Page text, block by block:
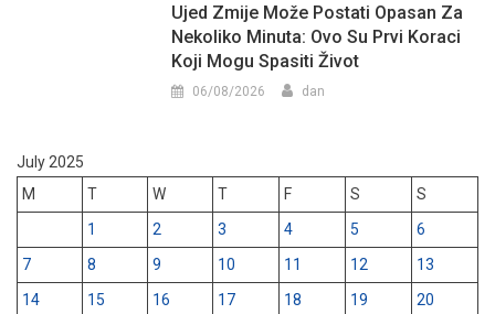
Ujed Zmije Može Postati Opasan Za
Nekoliko Minuta: Ovo Su Prvi Koraci
Koji Mogu Spasiti Život
06/08/2026 dan
July 2025
M
T W T F S
S
1
2 3 4 5
6
7
8 9 10 11 12
13
14
15 16 17 18 19
20